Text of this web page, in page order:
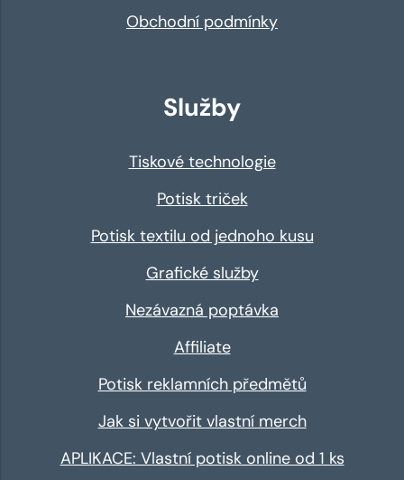
Obchodní podmínky
Služby
Tiskové technologie
Potisk triček
Potisk textilu od jednoho kusu
Grafické služby
Nezávazná poptávka
Affiliate
Potisk reklamních předmětů
Jak si vytvořit vlastní merch
APLIKACE: Vlastní potisk online od 1 ks